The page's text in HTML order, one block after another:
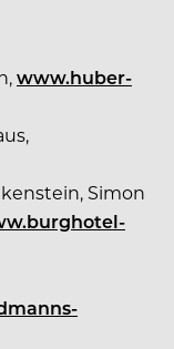
www.huber-
Simon